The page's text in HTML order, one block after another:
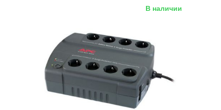
В наличии